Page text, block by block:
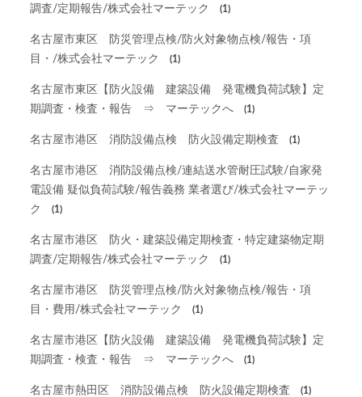
調査/定期報告/株式会社マーテック
(1)
名古屋市東区 防災管理点検/防火対象物点検/報告・項
目・/株式会社マーテック
(1)
名古屋市東区【防火設備 建築設備 発電機負荷試験】定
期調査・検査・報告 ⇒ マーテックへ
(1)
名古屋市港区 消防設備点検 防火設備定期検査 (1)
名古屋市港区 消防設備点検/連結送水管耐圧試験/自家発
電設備 疑似負荷試験/報告義務 業者選び/株式会社マーテッ
ク
(1)
名古屋市港区 防火・建築設備定期検査・特定建築物定期
調査/定期報告/株式会社マーテック
(1)
名古屋市港区 防災管理点検/防火対象物点検/報告・項
目・費用/株式会社マーテック
(1)
名古屋市港区【防火設備 建築設備 発電機負荷試験】定
期調査・検査・報告 ⇒ マーテックへ
(1)
名古屋市熱田区 消防設備点検 防火設備定期検査 (1)